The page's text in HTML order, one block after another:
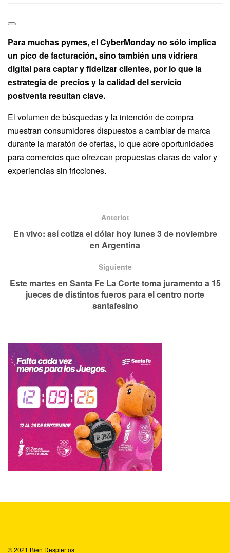
Para muchas pymes, el CyberMonday no sólo implica
un pico de facturación, sino también una vidriera
digital para captar y fidelizar clientes, por lo que la
estrategia de precios y la calidad del servicio
postventa resultan clave.
El volumen de búsquedas y la intención de compra
muestran consumidores dispuestos a cambiar de marca
durante la maratón de ofertas, lo que abre oportunidades
para comercios que ofrezcan propuestas claras de valor y
experiencias sin fricciones.
Anteriot
En vivo: así cotiza el dólar hoy lunes 3 de noviembre
en Argentina
Siguiente
Este martes en Santa Fe La Corte toma juramento a 15
jueces de distintos fueros para el centro norte
santafesino
© 2021 Bien Despiertos